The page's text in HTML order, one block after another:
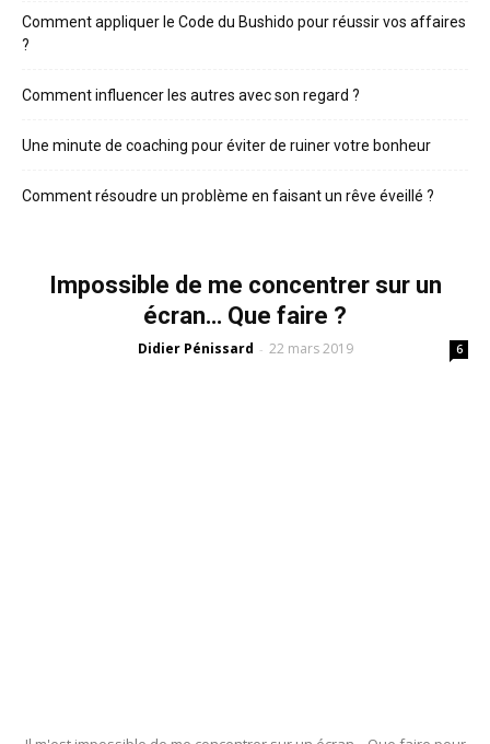
Comment appliquer le Code du Bushido pour réussir vos affaires
?
Comment influencer les autres avec son regard ?
Une minute de coaching pour éviter de ruiner votre bonheur
Comment résoudre un problème en faisant un rêve éveillé ?
Impossible de me concentrer sur un
écran… Que faire ?
Didier Pénissard - 22 mars 2019 6